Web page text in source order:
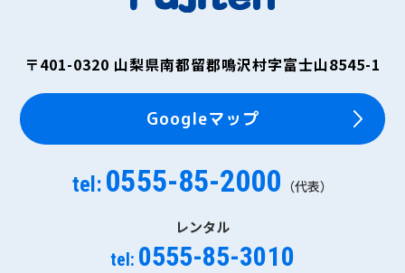
〒401-0320 山梨県南都留郡鳴沢村字富士山8545-1
Googleマップ
tel: 0555-85-2000 （代表）
レンタル
tel: 0555-85-3010